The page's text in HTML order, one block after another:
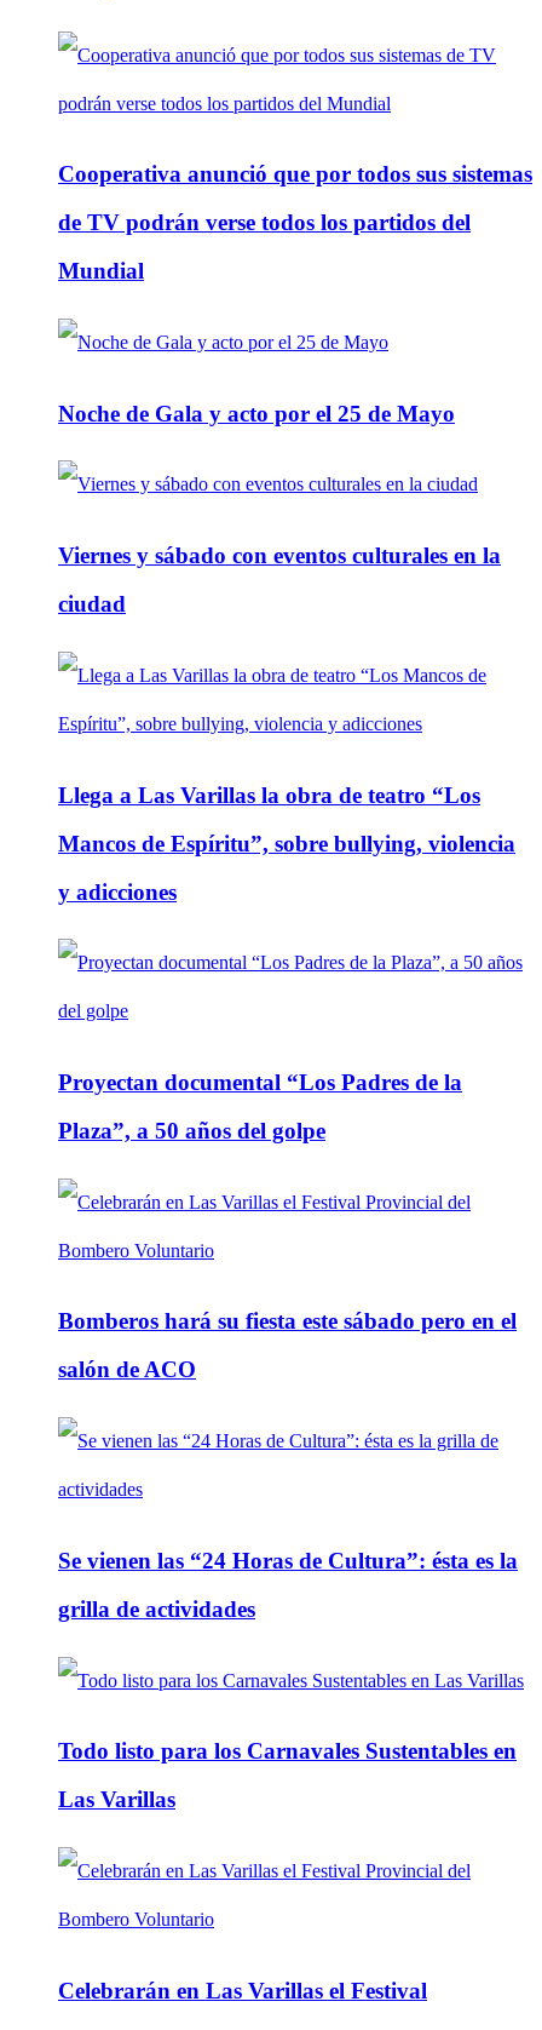
Cooperativa anunció que por todos sus sistemas
de TV podrán verse todos los partidos del
Mundial
Noche de Gala y acto por el 25 de Mayo
Viernes y sábado con eventos culturales en la
ciudad
Llega a Las Varillas la obra de teatro “Los
Mancos de Espíritu”, sobre bullying, violencia
y adicciones
Proyectan documental “Los Padres de la
Plaza”, a 50 años del golpe
Bomberos hará su fiesta este sábado pero en el
salón de ACO
Se vienen las “24 Horas de Cultura”: ésta es la
grilla de actividades
Todo listo para los Carnavales Sustentables en
Las Varillas
Celebrarán en Las Varillas el Festival